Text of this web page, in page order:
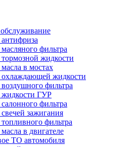
фильтра
жидкости
в мостах
охлаждающей жидкости
фильтра
жидкости ГУР
фильтра
зажигания
фильтра
в двигателе
ТО автомобиля